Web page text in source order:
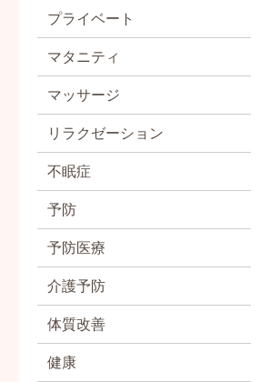
プライベート
マタニティ
マッサージ
リラクゼーション
不眠症
予防
予防医療
介護予防
体質改善
健康